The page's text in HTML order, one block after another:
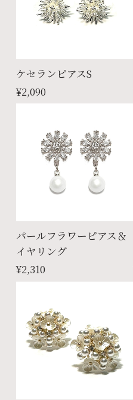
ケセランピアスS
¥2,090
パールフラワーピアス＆
イヤリング
¥2,310